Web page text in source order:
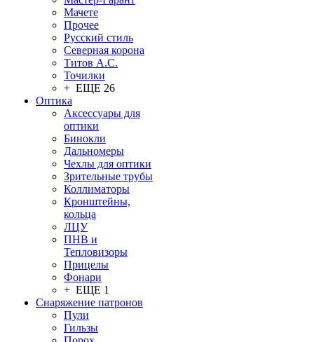
Мачете
Прочее
Русский стиль
Северная корона
Титов А.С.
Точилки
+ ЕЩЕ 26
Оптика
Аксессуары для
оптики
Бинокли
Дальномеры
Чехлы для оптики
Зрительные трубы
Коллиматоры
Кронштейны,
кольца
ЛЦУ
ПНВ и
Тепловизоры
Прицелы
Фонари
+ ЕЩЕ 1
Снаряжение патронов
Пули
Гильзы